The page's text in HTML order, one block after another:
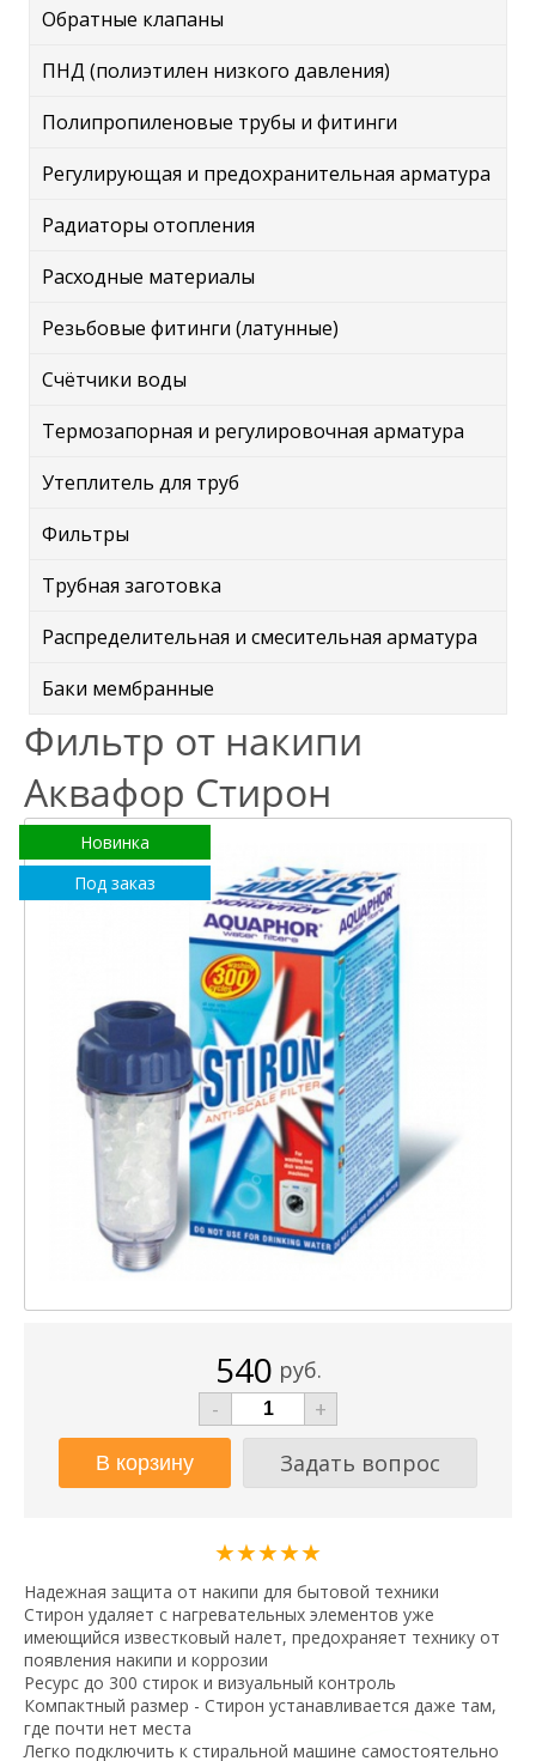
Обратные клапаны
ПНД (полиэтилен низкого давления)
Полипропиленовые трубы и фитинги
Регулирующая и предохранительная арматура
Радиаторы отопления
Расходные материалы
Резьбовые фитинги (латунные)
Счётчики воды
Термозапорная и регулировочная арматура
Утеплитель для труб
Фильтры
Трубная заготовка
Распределительная и смесительная арматура
Баки мембранные
Фильтр от накипи
Аквафор Стирон
Новинка
Под заказ
540 руб.
-
+
Задать вопрос
★★★★★
Надежная защита от накипи для бытовой техники
Стирон удаляет с нагревательных элементов уже
имеющийся известковый налет, предохраняет технику от
появления накипи и коррозии
Ресурс до 300 стирок и визуальный контроль
Компактный размер - Стирон устанавливается даже там,
где почти нет места
Легко подключить к стиральной машине самостоятельно